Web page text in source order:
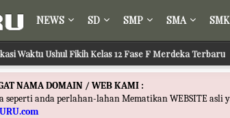
NEWS SD SMP SMA SMK
Waktu Ushul Fikih Kelas 12 Fase F Merdeka Terbaru
NAMA DOMAIN / WEB KAMI :
seperti anda perlahan-lahan Mematikan WEBSITE asli